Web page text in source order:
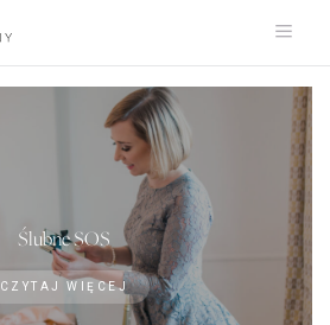
Ślubne SOS
CZYTAJ WIĘCEJ